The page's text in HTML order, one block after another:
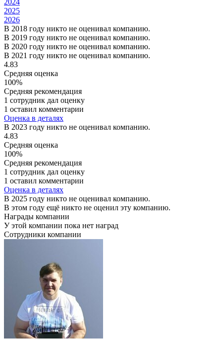
2025
2026
В 2018 году никто не оценивал компанию.
В 2019 году никто не оценивал компанию.
В 2020 году никто не оценивал компанию.
В 2021 году никто не оценивал компанию.
4.83
Средняя оценка
100%
Средняя рекомендация
1 сотрудник дал оценку
1 оставил комментарии
Оценка в деталях
В 2023 году никто не оценивал компанию.
4.83
Средняя оценка
100%
Средняя рекомендация
1 сотрудник дал оценку
1 оставил комментарии
Оценка в деталях
В 2025 году никто не оценивал компанию.
В этом году ещё никто не оценил эту компанию.
Награды компании
У этой компании пока нет наград
Сотрудники компании